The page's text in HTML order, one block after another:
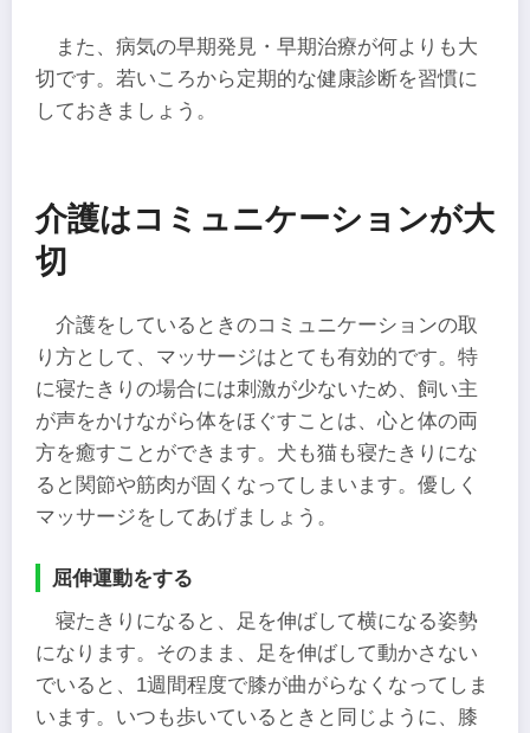
また、病気の早期発見・早期治療が何よりも大
切です。若いころから定期的な健康診断を習慣に
しておきましょう。
介護はコミュニケーションが大
切
介護をしているときのコミュニケーションの取
り方として、マッサージはとても有効的です。特
に寝たきりの場合には刺激が少ないため、飼い主
が声をかけながら体をほぐすことは、心と体の両
方を癒すことができます。犬も猫も寝たきりにな
ると関節や筋肉が固くなってしまいます。優しく
マッサージをしてあげましょう。
屈伸運動をする
寝たきりになると、足を伸ばして横になる姿勢
になります。そのまま、足を伸ばして動かさない
でいると、1週間程度で膝が曲がらなくなってしま
います。いつも歩いているときと同じように、膝